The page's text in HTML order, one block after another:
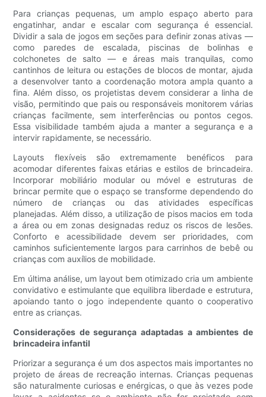
Para crianças pequenas, um amplo espaço aberto para
engatinhar, andar e escalar com segurança é essencial.
Dividir a sala de jogos em seções para definir zonas ativas —
como paredes de escalada, piscinas de bolinhas e
colchonetes de salto — e áreas mais tranquilas, como
cantinhos de leitura ou estações de blocos de montar, ajuda
a desenvolver tanto a coordenação motora ampla quanto a
fina. Além disso, os projetistas devem considerar a linha de
visão, permitindo que pais ou responsáveis ​​monitorem várias
crianças facilmente, sem interferências ou pontos cegos.
Essa visibilidade também ajuda a manter a segurança e a
intervir rapidamente, se necessário.
Layouts flexíveis são extremamente benéficos para
acomodar diferentes faixas etárias e estilos de brincadeira.
Incorporar mobiliário modular ou móvel e estruturas de
brincar permite que o espaço se transforme dependendo do
número de crianças ou das atividades específicas
planejadas. Além disso, a utilização de pisos macios em toda
a área ou em zonas designadas reduz os riscos de lesões.
Conforto e acessibilidade devem ser prioridades, com
caminhos suficientemente largos para carrinhos de bebê ou
crianças com auxílios de mobilidade.
Em última análise, um layout bem otimizado cria um ambiente
convidativo e estimulante que equilibra liberdade e estrutura,
apoiando tanto o jogo independente quanto o cooperativo
entre as crianças.
Considerações de segurança adaptadas a ambientes de
brincadeira infantil
Priorizar a segurança é um dos aspectos mais importantes no
projeto de áreas de recreação internas. Crianças pequenas
são naturalmente curiosas e enérgicas, o que às vezes pode